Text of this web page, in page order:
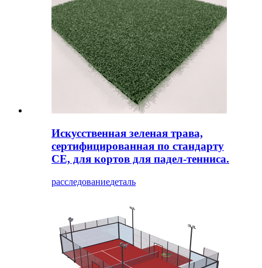
Искусственная зеленая трава,
сертифицированная по стандарту
CE, для кортов для падел-тенниса.
расследованиедеталь